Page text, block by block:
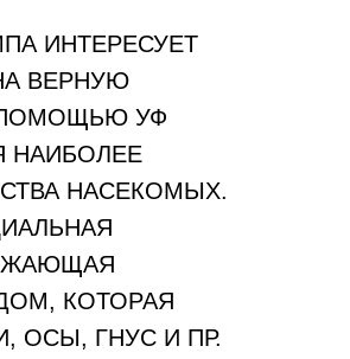
ИНТЕРЕСУЕТ
ВЕРНУЮ
ПОМОЩЬЮ УФ
НАИБОЛЕЕ
НАСЕКОМЫХ.
КОТОРАЯ
ОСЫ, ГНУС И ПР.